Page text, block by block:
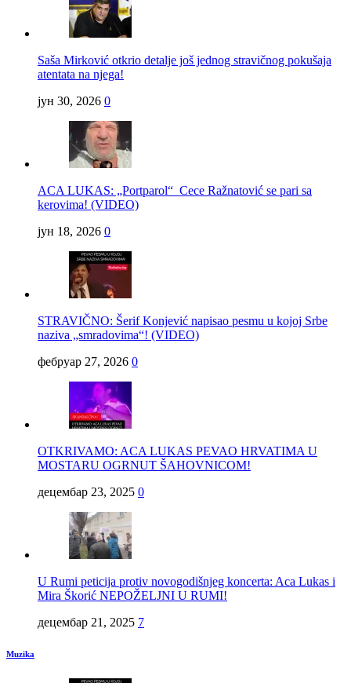
Saša Mirković otkrio detalje još jednog stravičnog pokušaja
atentata na njega!
јун 30, 2026 0
ACA LUKAS: „Portparol“ Cece Ražnatović se pari sa
kerovima! (VIDEO)
јун 18, 2026 0
STRAVIČNO: Šerif Konjević napisao pesmu u kojoj Srbe
naziva „smradovima“! (VIDEO)
фебруар 27, 2026 0
OTKRIVAMO: ACA LUKAS PEVAO HRVATIMA U
MOSTARU OGRNUT ŠAHOVNICOM!
децембар 23, 2025 0
U Rumi peticija protiv novogodišnjeg koncerta: Aca Lukas i
Mira Škorić NEPOŽELJNI U RUMI!
децембар 21, 2025 7
Muzika